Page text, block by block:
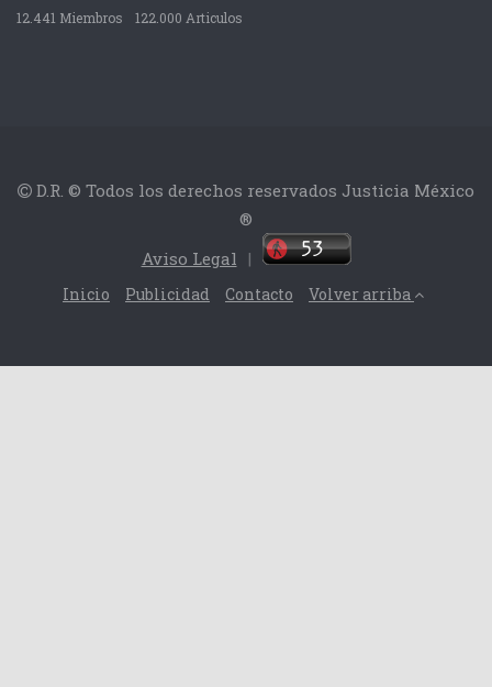
12.441 Miembros 122.000 Articulos
D.R. © Todos los derechos reservados Justicia México
®
Aviso Legal |
Inicio Publicidad Contacto Volver arriba